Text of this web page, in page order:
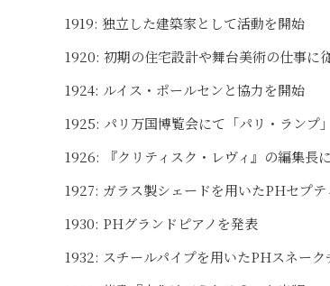
1919: 独立した建築家として活動を開始
1920: 初期の住宅設計や舞台美術の仕事に
1924: ルイス・ポールセンと協力を開始
1925: パリ万国博覧会にて「パリ・ランプ
1926: 『クリティスク・レヴィ』の編集長
1927: ガラス製シェードを用いたPHセプテ
1930: PHグランドピアノを発表
1932: スチールパイプを用いたPHスネー